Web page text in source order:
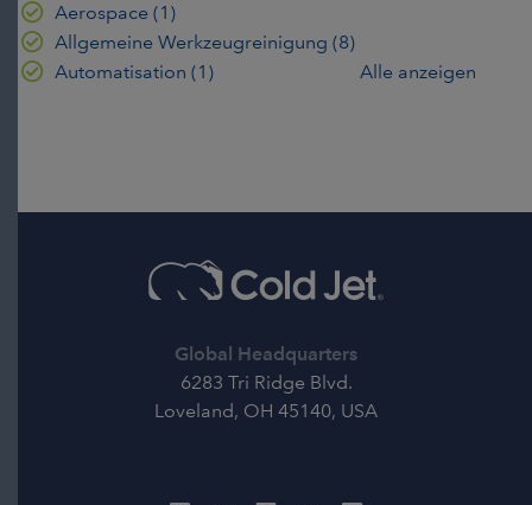
Aerospace (1)
Allgemeine Werkzeugreinigung (8)
Automatisation (1) Alle anzeigen
Global Headquarters
6283 Tri Ridge Blvd.
Loveland, OH 45140, USA